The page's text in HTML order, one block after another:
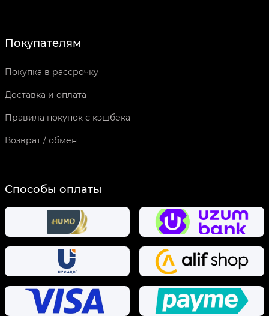
Покупателям
Покупка в рассрочку
Доставка и оплата
Правила покупок с кэшбека
Возврат / обмен
Способы оплаты